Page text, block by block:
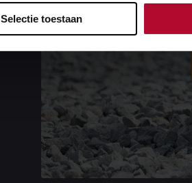
Selectie toestaan